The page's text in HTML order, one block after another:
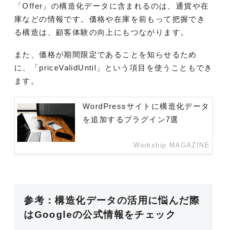
「Offer」の構造化データに含まれるのは、通貨や在
庫などの情報です。価格や在庫を前もって把握でき
る構造は、顧客体験の向上にもつながります。
また、価格が期間限定であることを知らせるため
に、「priceValidUntil」という項目を使うこともでき
ます。
WordPressサイトに構造化データ
を追加するプラグイン7選
Workship MAGAZINE
参考：構造化データの活用に悩んだ際
はGoogleの公式情報をチェック